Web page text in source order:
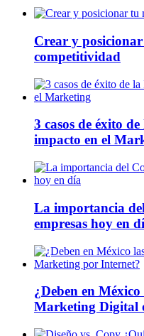
Crear y
competitividad
3 casos de éxito
impacto en el
La importancia
empresas hoy en
¿Deben en México
Marketing Digital